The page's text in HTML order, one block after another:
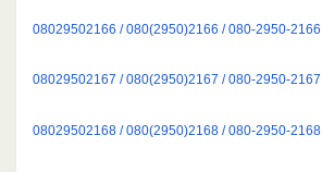
08029502166 / 080(2950)2166 / 080-2950-2166
08029502167 / 080(2950)2167 / 080-2950-2167
08029502168 / 080(2950)2168 / 080-2950-2168